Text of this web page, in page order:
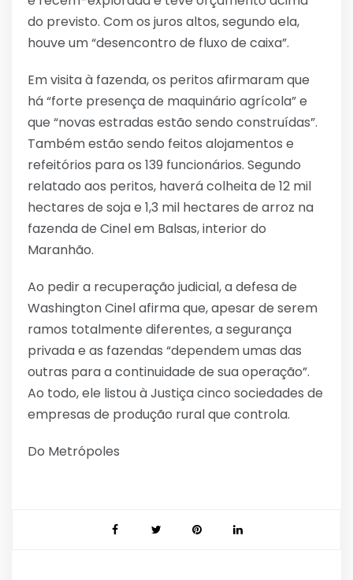
do previsto. Com os juros altos, segundo ela,
houve um “desencontro de fluxo de caixa”.
Em visita à fazenda, os peritos afirmaram que
há “forte presença de maquinário agrícola” e
que “novas estradas estão sendo construídas”.
Também estão sendo feitos alojamentos e
refeitórios para os 139 funcionários. Segundo
relatado aos peritos, haverá colheita de 12 mil
hectares de soja e 1,3 mil hectares de arroz na
fazenda de Cinel em Balsas, interior do
Maranhão.
Ao pedir a recuperação judicial, a defesa de
Washington Cinel afirma que, apesar de serem
ramos totalmente diferentes, a segurança
privada e as fazendas “dependem umas das
outras para a continuidade de sua operação”.
Ao todo, ele listou à Justiça cinco sociedades de
empresas de produção rural que controla.
Do Metrópoles